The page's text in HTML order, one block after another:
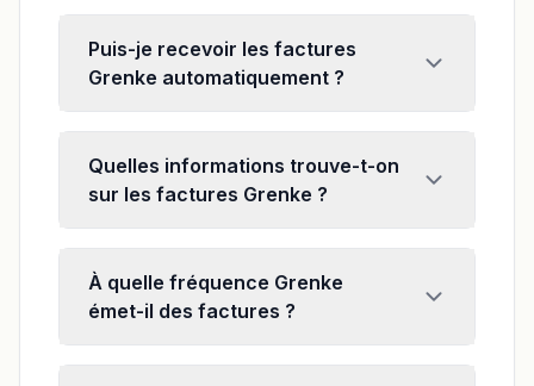
Puis-je recevoir les factures
Grenke automatiquement ?
Quelles informations trouve-t-on
sur les factures Grenke ?
À quelle fréquence Grenke
émet-il des factures ?